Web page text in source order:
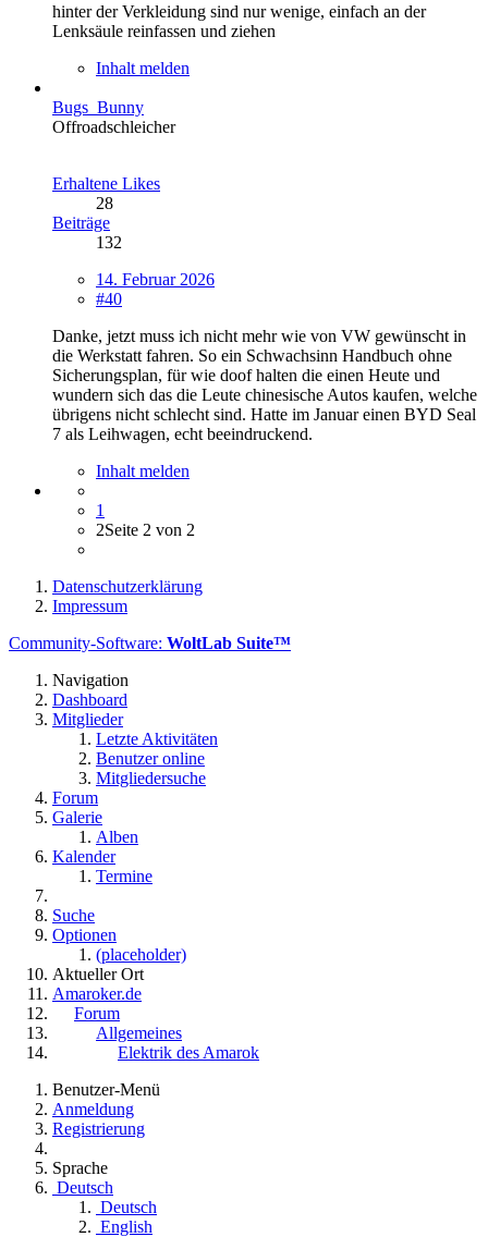
hinter der Verkleidung sind nur wenige, einfach an der
Lenksäule reinfassen und ziehen
Inhalt melden
Bugs_Bunny
Offroadschleicher
Erhaltene Likes
28
Beiträge
132
14. Februar 2026
#40
Danke, jetzt muss ich nicht mehr wie von VW gewünscht in
die Werkstatt fahren. So ein Schwachsinn Handbuch ohne
Sicherungsplan, für wie doof halten die einen Heute und
wundern sich das die Leute chinesische Autos kaufen, welche
übrigens nicht schlecht sind. Hatte im Januar einen BYD Seal
7 als Leihwagen, echt beeindruckend.
Inhalt melden
1
2Seite 2 von 2
Datenschutzerklärung
Impressum
Community-Software: WoltLab Suite™
Navigation
Dashboard
Mitglieder
Letzte Aktivitäten
Benutzer online
Mitgliedersuche
Forum
Galerie
Alben
Kalender
Termine
Suche
Optionen
(placeholder)
Aktueller Ort
Amaroker.de
Forum
Allgemeines
Elektrik des Amarok
Benutzer-Menü
Anmeldung
Registrierung
Sprache
Deutsch
Deutsch
English